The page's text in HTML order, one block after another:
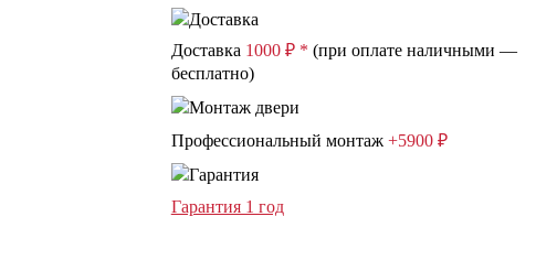
Доставка 1000 ₽ * (при оплате наличными —
бесплатно)
Профессиональный монтаж +5900 ₽
Гарантия 1 год